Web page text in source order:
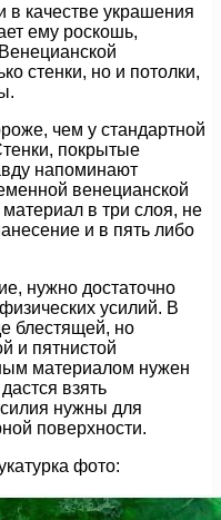
в качестве украшения
ему роскошь,
стенки, но и потолки,
чем у стандартной
покрытые
напоминают
венецианской
материал в три слоя, не
и в пять либо
нужно достаточно
усилий. В
блестящей, но
и пятнистой
материалом нужен
взять
нужны для
поверхности.
фото: